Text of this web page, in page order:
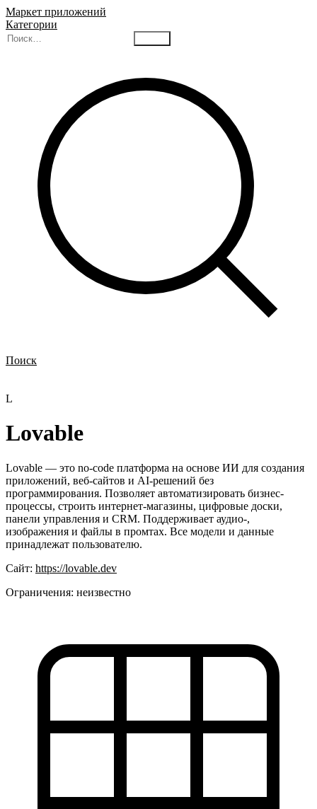
Маркет приложений
Категории
Поиск
L
Lovable
Lovable — это no-code платформа на основе ИИ для создания
приложений, веб-сайтов и AI-решений без
программирования. Позволяет автоматизировать бизнес-
процессы, строить интернет-магазины, цифровые доски,
панели управления и CRM. Поддерживает аудио-,
изображения и файлы в промтах. Все модели и данные
принадлежат пользователю.
Сайт: https://lovable.dev
Ограничения: неизвестно